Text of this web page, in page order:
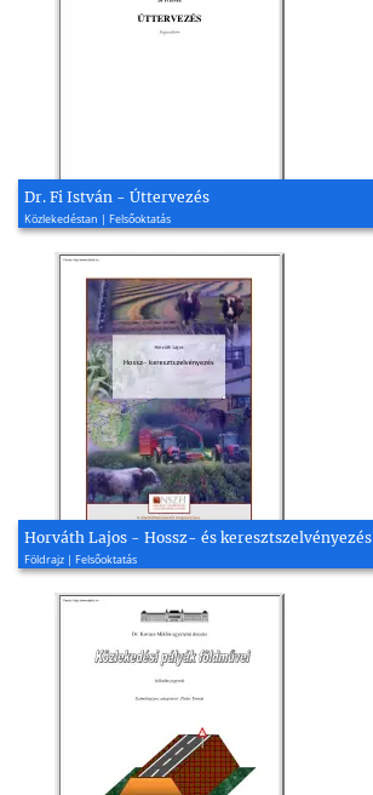
Dr. Fi István - Úttervezés
Közlekedéstan | Felsőoktatás
Horváth Lajos - Hossz- és keresztszelvényezés
Földrajz | Felsőoktatás